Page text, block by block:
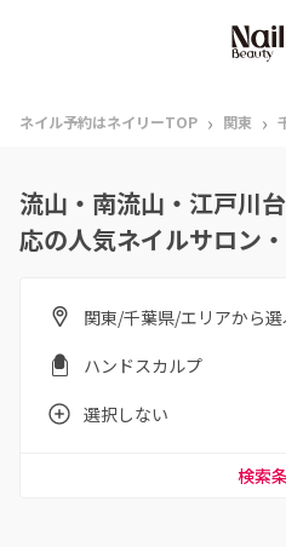
ネイル予約はネイリーTOP › 関東 ›
流山・南流山・江戸川
応の人気ネイルサロン
関東/千葉県/エリアから
ハンドスカルプ
選択しない
検索